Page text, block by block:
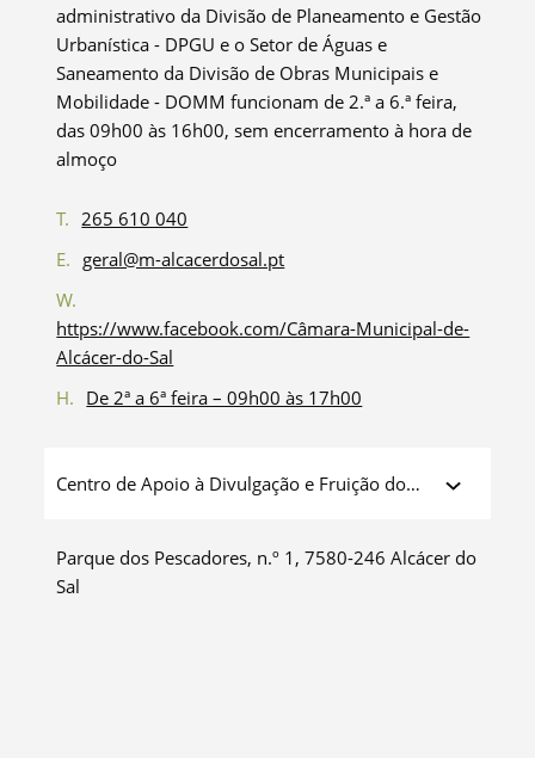
administrativo da Divisão de Planeamento e Gestão
Urbanística - DPGU e o Setor de Águas e
Saneamento da Divisão de Obras Municipais e
Mobilidade - DOMM funcionam de 2.ª a 6.ª feira,
das 09h00 às 16h00, sem encerramento à hora de
almoço
T. 265 610 040
E. geral@m-alcacerdosal.pt
W.
https://www.facebook.com/Câmara-Municipal-de-
Alcácer-do-Sal
H. De 2ª a 6ª feira – 09h00 às 17h00
Centro de Apoio à Divulgação e Fruição do
Parque dos Pescadores, n.º 1, 7580-246 Alcácer do
Sal